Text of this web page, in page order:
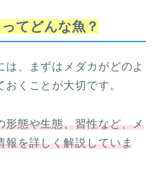
てどんな魚？
は、まずはメダカがどのよ
くことが大切です。
形態や生態、習性など、メ
報を詳しく解説していま